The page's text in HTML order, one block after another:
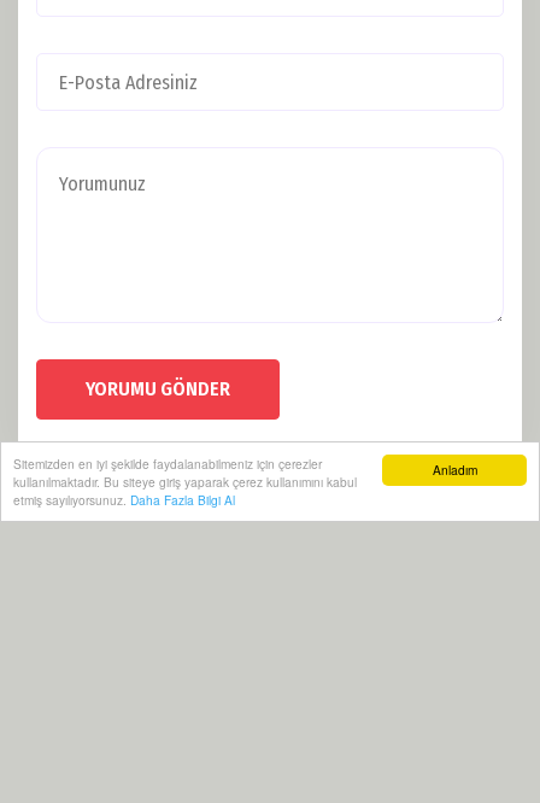
Anladım
Sitemizden en iyi şekilde faydalanabilmeniz için çerezler
kullanılmaktadır. Bu siteye giriş yaparak çerez kullanımını kabul
etmiş sayılıyorsunuz. Daha Fazla Bilgi Al
YORUMU GÖNDER